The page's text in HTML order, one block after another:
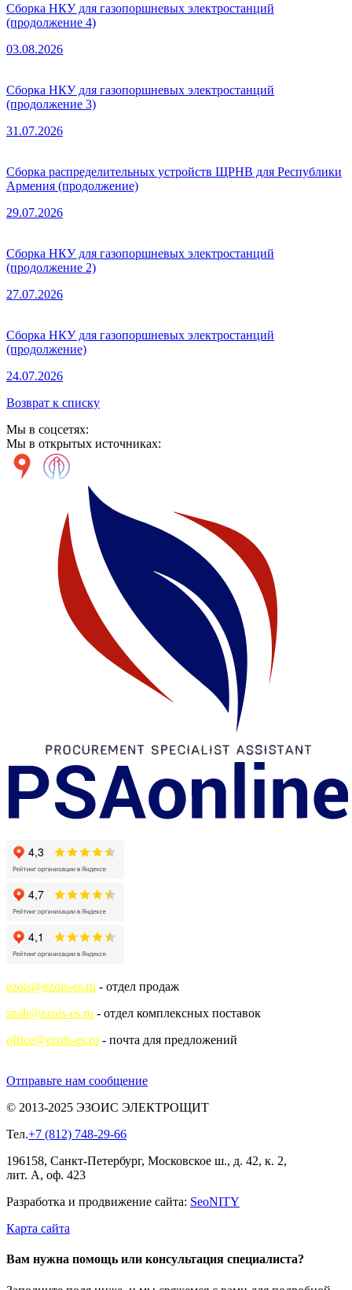
Сборка НКУ для газопоршневых электростанций
(продолжение 4)
03.08.2026
Сборка НКУ для газопоршневых электростанций
(продолжение 3)
31.07.2026
Сборка распределительных устройств ЩРНВ для Республики
Армения (продолжение)
29.07.2026
Сборка НКУ для газопоршневых электростанций
(продолжение 2)
27.07.2026
Сборка НКУ для газопоршневых электростанций
(продолжение)
24.07.2026
Возврат к списку
Мы в соцсетях:
Мы в открытых источниках:
ezois@ezois-es.ru - отдел продаж
snab@ezois-es.ru - отдел комплексных поставок
office@ezois-es.ru - почта для предложений
Отправьте нам сообщение
© 2013-2025 ЭЗОИС ЭЛЕКТРОЩИТ
Тел.+7 (812) 748-29-66
196158, Санкт-Петербург, Московское ш., д. 42, к. 2,
лит. А, оф. 423
Разработка и продвижение сайта: SeoNITY
Карта сайта
Вам нужна помощь или консультация специалиста?